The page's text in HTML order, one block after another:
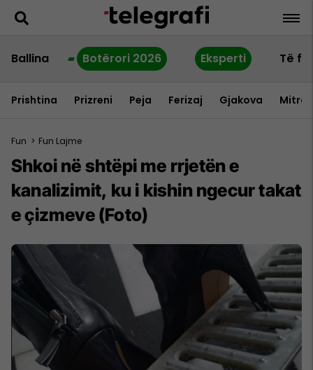
Ballina Botërori 2026 Eksperti Të
Prishtina Prizreni Peja Ferizaj Gjakova
Fun > Fun Lajme
Shkoi në shtëpi me rrjetën e
kanalizimit, ku i kishin ngecur takat
e çizmeve (Foto)